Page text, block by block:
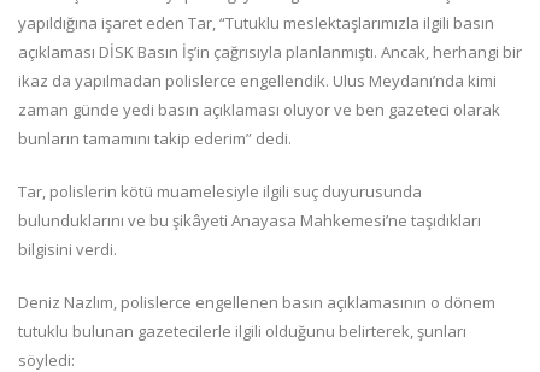
yapıldığına işaret eden Tar, “Tutuklu meslektaşlarımızla ilgili basın
açıklaması DİSK Basın İş’in çağrısıyla planlanmıştı. Ancak, herhangi bir
ikaz da yapılmadan polislerce engellendik. Ulus Meydanı’nda kimi
zaman günde yedi basın açıklaması oluyor ve ben gazeteci olarak
bunların tamamını takip ederim” dedi.
Tar, polislerin kötü muamelesiyle ilgili suç duyurusunda
bulunduklarını ve bu şikâyeti Anayasa Mahkemesi’ne taşıdıkları
bilgisini verdi.
Deniz Nazlım, polislerce engellenen basın açıklamasının o dönem
tutuklu bulunan gazetecilerle ilgili olduğunu belirterek, şunları
söyledi: